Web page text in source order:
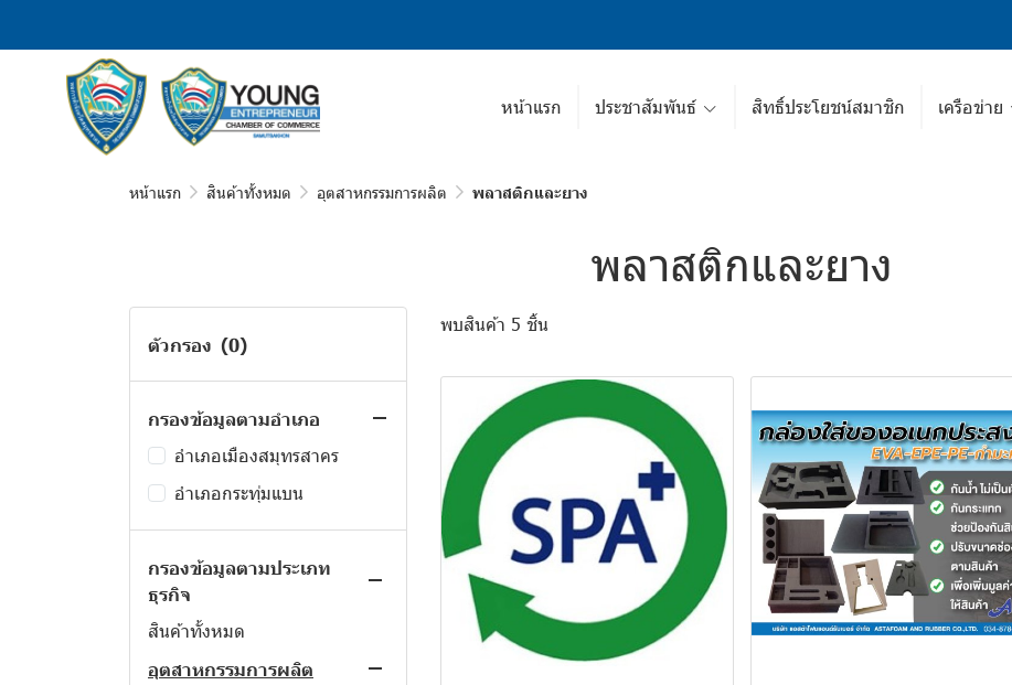
หน้าแรก ประชาสัมพันธ์ สิทธิ์ประโยชน์สมาชิก เครือข่าย
หน้าแรก สินค้าทั้งหมด อุตสาหกรรมการผลิต พลาสติกและยาง
พลาสติกและยาง
ตัวกรอง (0)
กรองข้อมูลตามอำเภอ
อำเภอเมืองสมุทรสาคร
อำเภอกระทุ่มแบน
กรองข้อมูลตามประเภท
ธุรกิจ
สินค้าทั้งหมด
อุตสาหกรรมการผลิต
พบสินค้า 5 ชิ้น